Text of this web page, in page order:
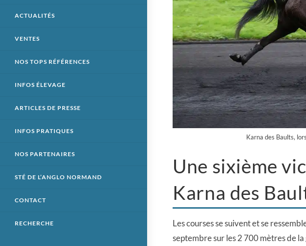
ACTUALITÉS
VENTES
NOS TOPS RÉFÉRENCES
INFOS ÉLEVAGE
ARTICLES DE PRESSE
INFOS PRATIQUES
NOS PARTENAIRES
STÉ DE L’ANGLO NORMAND
CONTACT
RECHERCHE
Karna des Baults,
Une sixième
Karna des
Les courses se suivent et se
septembre sur les 2 700 mètres de